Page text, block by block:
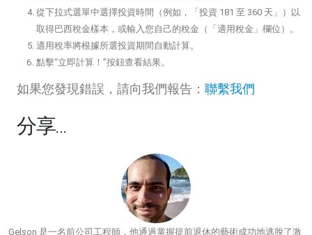
從下拉式選單中選擇投資時間（例如，「投資 181 至 360 天」）以
取得巴西稅金樣本，或輸入您自己的稅金（「適用稅金」欄位）。
適用稅率將根據所選投資期間自動計算。
點擊“立即計算！”按鈕查看結果。
如果您發現錯誤，請向我們報告： 聯繫我們
分享…
Gelson 是一名前公司工程師，他通過掌握提前退休的藝術成功地逃脫了激